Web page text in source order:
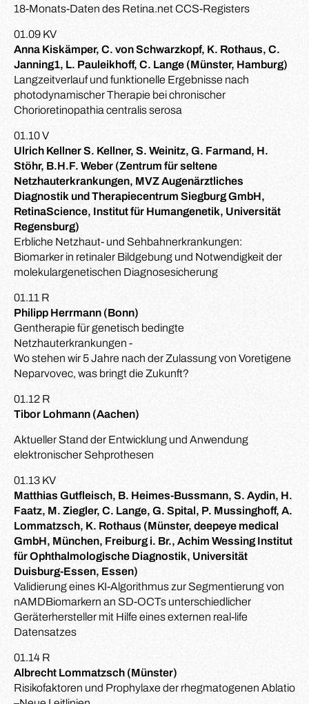
18-Monats-Daten des Retina.net CCS-Registers
01.09 KV
Anna Kiskämper, C. von Schwarzkopf, K. Rothaus, C.
Janning1, L. Pauleikhoff, C. Lange (Münster, Hamburg)
Langzeitverlauf und funktionelle Ergebnisse nach
photodynamischer Therapie bei chronischer
Chorioretinopathia centralis serosa
01.10 V
Ulrich Kellner S. Kellner, S. Weinitz, G. Farmand, H.
Stöhr, B.H.F. Weber (Zentrum für seltene
Netzhauterkrankungen, MVZ Augenärztliches
Diagnostik und Therapiecentrum Siegburg GmbH,
RetinaScience, Institut für Humangenetik, Universität
Regensburg)
Erbliche Netzhaut- und Sehbahnerkrankungen:
Biomarker in retinaler Bildgebung und Notwendigkeit der
molekulargenetischen Diagnosesicherung
01.11 R
Philipp Herrmann (Bonn)
Gentherapie für genetisch bedingte
Netzhauterkrankungen -
Wo stehen wir 5 Jahre nach der Zulassung von Voretigene
Neparvovec, was bringt die Zukunft?
01.12 R
Tibor Lohmann (Aachen)
Aktueller Stand der Entwicklung und Anwendung
elektronischer Sehprothesen
01.13 KV
Matthias Gutfleisch, B. Heimes-Bussmann, S. Aydin, H.
Faatz, M. Ziegler, C. Lange, G. Spital, P. Mussinghoff, A.
Lommatzsch, K. Rothaus (Münster, deepeye medical
GmbH, München, Freiburg i. Br., Achim Wessing Institut
für Ophthalmologische Diagnostik, Universität
Duisburg-Essen, Essen)
Validierung eines KI-Algorithmus zur Segmentierung von
nAMDBiomarkern an SD-OCTs unterschiedlicher
Geräterhersteller mit Hilfe eines externen real-life
Datensatzes
01.14 R
Albrecht Lommatzsch (Münster)
Risikofaktoren und Prophylaxe der rhegmatogenen Ablatio